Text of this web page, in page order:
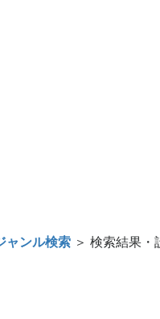
ャンル検索 ＞ 検索結果・